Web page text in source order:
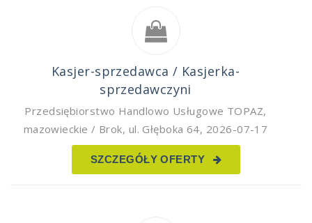
Kasjer-sprzedawca / Kasjerka-
sprzedawczyni
Przedsiębiorstwo Handlowo Usługowe TOPAZ,
mazowieckie / Brok, ul. Głęboka 64, 2026-07-17
SZCZEGÓŁY OFERTY